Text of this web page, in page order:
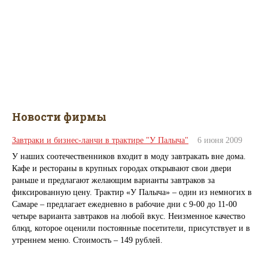
Новости фирмы
Завтраки и бизнес-ланчи в трактире "У Палыча"
6 июня 2009
У наших соотечественников входит в моду завтракать вне дома.
Кафе и рестораны в крупных городах открывают свои двери
раньше и предлагают желающим варианты завтраков за
фиксированную цену. Трактир «У Палыча» – один из немногих в
Самаре – предлагает ежедневно в рабочие дни с 9-00 до 11-00
четыре варианта завтраков на любой вкус. Неизменное качество
блюд, которое оценили постоянные посетители, присутствует и в
утреннем меню. Стоимость – 149 рублей.